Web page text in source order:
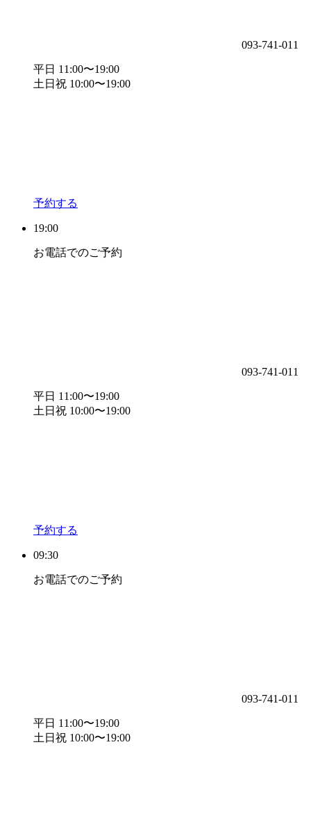
093-741-011
平日 11:00〜19:00
土日祝 10:00〜19:00
予約する
19:00
お電話でのご予約
093-741-011
平日 11:00〜19:00
土日祝 10:00〜19:00
予約する
09:30
お電話でのご予約
093-741-011
平日 11:00〜19:00
土日祝 10:00〜19:00